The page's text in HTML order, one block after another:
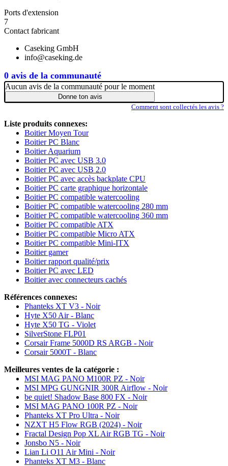
0 avis de la communauté
Ports d'extension
7
Contact fabricant
Caseking GmbH
info@caseking.de
Aucun avis de la communauté pour le moment
Donne ton avis
Comment sont collectés les avis ?
Liste produits connexes:
Boitier Moyen Tour
Boitier PC Blanc
Boitier Aquarium
Boitier PC avec USB 3.0
Boitier PC avec USB 2.0
Boitier PC avec accès backplate CPU
Boitier PC carte graphique horizontale
Boitier PC compatible watercooling
Boitier PC compatible watercooling 280 mm
Boitier PC compatible watercooling 360 mm
Boitier PC compatible ATX
Boitier PC compatible Micro ATX
Boitier PC compatible Mini-ITX
Boitier gamer
Boitier rapport qualité/prix
Boitier PC avec LED
Boitier avec connecteurs cachés
Références connexes:
Phanteks XT V3 - Noir
Hyte X50 Air - Blanc
Hyte X50 TG - Violet
SilverStone FLP01
Corsair Frame 5000D RS ARGB - Noir
Corsair 5000T - Blanc
Meilleures ventes de la catégorie :
MSI MAG PANO M100R PZ - Noir
MSI MPG GUNGNIR 300R Airflow - Noir
be quiet! Shadow Base 800 FX - Noir
MSI MAG PANO 100R PZ - Noir
Phanteks XT Pro Ultra - Noir
NZXT H5 Flow RGB (2024) - Noir
Fractal Design Pop XL Air RGB TG - Noir
Jonsbo N5 - Noir
Lian Li O11 Air Mini - Noir
Phanteks XT M3 - Blanc